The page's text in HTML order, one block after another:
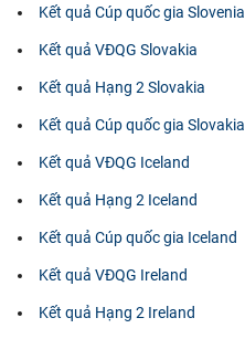
Kết quả Cúp quốc gia Slovenia
Kết quả VĐQG Slovakia
Kết quả Hạng 2 Slovakia
Kết quả Cúp quốc gia Slovakia
Kết quả VĐQG Iceland
Kết quả Hạng 2 Iceland
Kết quả Cúp quốc gia Iceland
Kết quả VĐQG Ireland
Kết quả Hạng 2 Ireland